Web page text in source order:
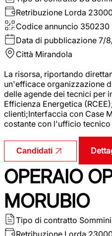
Retribuzione Lorda
Codice annuncio 350230
Data di pubblicazione 7/
Città Mirandola
La risorsa, riportando
un'efficace organizzazione
delle agende dei tecnici per
Efficienza Energetica
clienti;Interfaccia con Case
costante con l'ufficio
Candidati
OPERAIO
MORUBIO
Tipo di contratto
Retribuzione Lorda